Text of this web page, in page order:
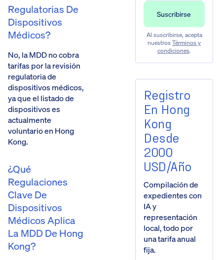
Regulatorias De
Dispositivos
Médicos?
No, la MDD no cobra
tarifas por la revisión
regulatoria de
dispositivos médicos,
ya que el listado de
dispositivos es
actualmente
voluntario en Hong
Kong.
¿Qué
Regulaciones
Clave De
Dispositivos
Médicos Aplica
La MDD De Hong
Kong?
Al suscribirse, acepta
nuestros Términos y
condiciones.
Registro
En Hong
Kong
Desde
2000
USD/año
Compilación de
expedientes con
IA y
representación
local, todo por
una tarifa anual
fija.